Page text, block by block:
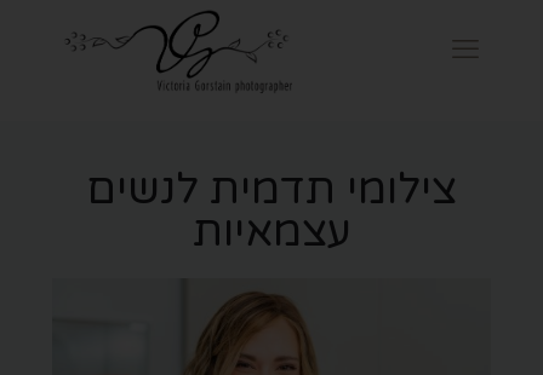
צילומי תדמית לנשים
עצמאיות